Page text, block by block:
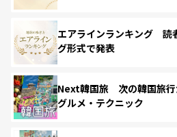
エアラインランキング 読
グ形式で発表
Next韓国旅 次の韓国旅行
グルメ・テクニック